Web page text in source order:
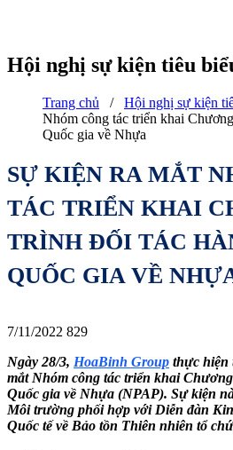
Hội nghị sự kiện tiêu
Trang chủ / Hội nghị sự kiện
Nhóm công tác triển khai
Quốc gia về Nhựa
SỰ KIỆN RA MẮT
TÁC TRIỂN KHAI
TRÌNH ĐỐI TÁC
QUỐC GIA VỀ
7/11/2022 829
Ngày 28/3, HoaBinh Group thực hiện
mắt Nhóm công tác triển khai
Quốc gia về Nhựa (NPAP). Sự kiện
Môi trường phối hợp với Diễn đàn
Quốc tế về Bảo tồn Thiên nhiên tổ